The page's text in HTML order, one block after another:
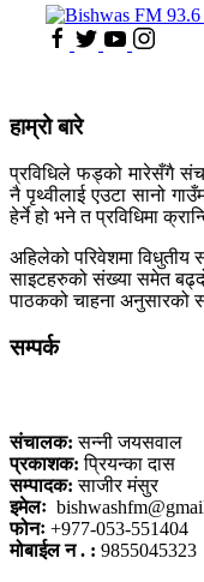
हाम्रो बारे
प्रविधिले फड्को मारेसँगै
नै पृथ्वीलाई एउटा सानो
हेर्ने हो भने त प्रविधिमा
अहिलेको परिवेशमा
साइटहरुको संख्या समेत
पाठकको चाहना अनुसारको
सम्पर्क
संचालक: सन्नी जयसवाल
प्रकाशक: प्रियन्का दास
सम्पादक: साजीर मंसुर
इमेलः
फोनः +977-053-551404
मोबाईल न . : 9855045323